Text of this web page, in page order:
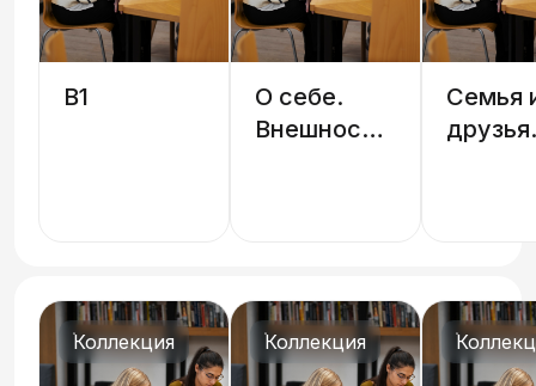
B1
О себе.
Внешность,
Семья
друзья.
Коллекция Коллекция